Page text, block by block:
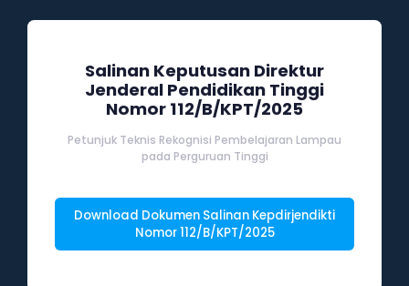
Salinan Keputusan Direktur
Jenderal Pendidikan Tinggi
Nomor 112/B/KPT/2025
Petunjuk Teknis Rekognisi Pembelajaran Lampau
pada Perguruan Tinggi
Download Dokumen Salinan Kepdirjendikti
Nomor 112/B/KPT/2025